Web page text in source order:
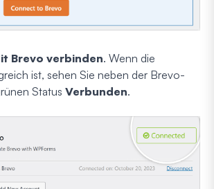
Brevo verbinden. Wenn die
ist, sehen Sie neben der Brevo-
Status Verbunden.